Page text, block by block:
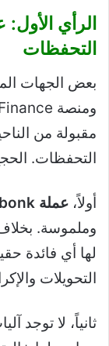
التحفظات
ومنصة PIF Finance، صنفت
مقبولة من
التحفظات.
أولاً، عملة bonk
وملموسة. بخلاف
لها أي فائدة
التحويلات
ثانياً، لا توجد